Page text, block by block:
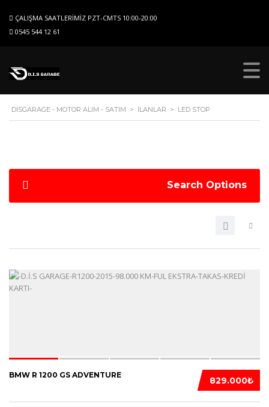
ÇALIŞMA SAATLERIMIZ PZT-CMTS 10:00-20:00
0545 544 12 61
DISGARAGE - MOTOR ALIM - SATIM > İLANLAR > LED STOP
Search Options
829.000₺
BMW R 1200 GS ADVENTURE